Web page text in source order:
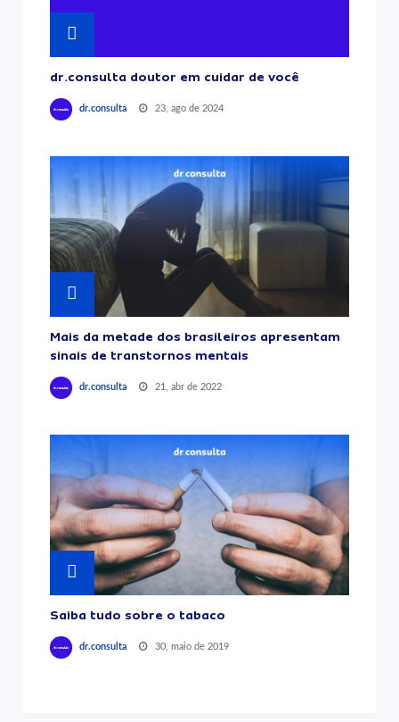
dr.consulta doutor em cuidar de você
dr.consulta 23, ago de 2024
Mais da metade dos brasileiros apresentam
sinais de transtornos mentais
dr.consulta 21, abr de 2022
Saiba tudo sobre o tabaco
dr.consulta 30, maio de 2019